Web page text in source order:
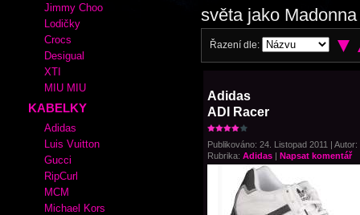
světa jako
Řazení dle:
Adidas
ADI Racer
Publikováno: 24. Listopad 2011 | Autor:
Rubrika: Adidas | Napsat komentář
Jimmy Choo
Lodičky
Crocs
Desigual
XTI
MIU MIU
KABELKY
Adidas
Luis Vuitton
Gucci
RipCurl
MCM
Michael Kors